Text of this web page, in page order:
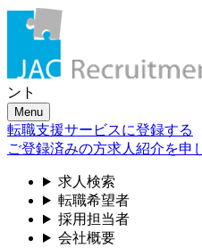
ント
Menu
転職支援サービスに登録する
ご登録済みの方求人紹介を申
求人検索
転職希望者
採用担当者
会社概要